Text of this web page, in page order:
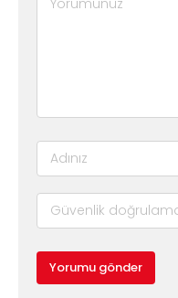
Yorumu gönder